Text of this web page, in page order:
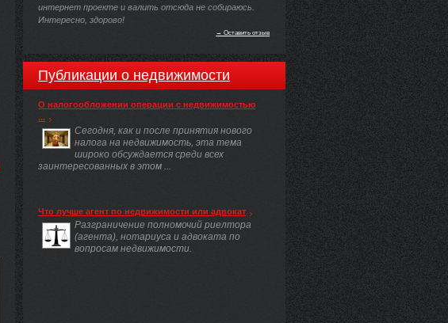
интернет проекте и валить отсюда не собираюсь.
Интересно, здорово!
→ Оставить отзыв
Публикации о недвижимости
О налогообложении операции с недвижимостью
...
Сегодня, как и после принятия нового
налога на недвижимость, эта тема
широко обсуждается среди всех
заинтересованных в этом ...
Что лучше агент по недвижимости или адвокат
Разграничение полномочий риелтора
(агента), нотариуса и адвоката по
вопросам недвижимости.